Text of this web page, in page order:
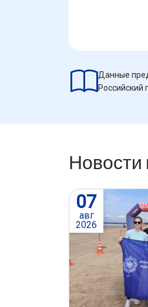
Данные
Российский
Новости
07
авг
2026